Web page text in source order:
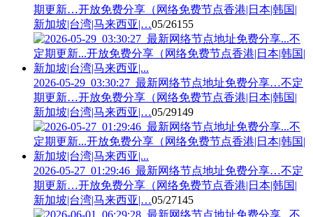
期更新…开放免费分享（网络免费节点香港|日本|韩国|
新加坡|台湾|马来西亚|…05/26155
2026-05-29_03:30:27_最新网络节点地址免费分享…不定
期更新…开放免费分享（网络免费节点香港|日本|韩国|
新加坡|台湾|马来西亚|…05/29149
2026-05-27_01:29:46_最新网络节点地址免费分享…不定
期更新…开放免费分享（网络免费节点香港|日本|韩国|
新加坡|台湾|马来西亚|…05/27145